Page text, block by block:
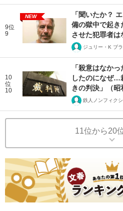
9位
9
NEW
「聞いたか？
備の獄中で起
させた犯罪者は
ジュリー・K ブ
10
位
10
「殺意はなか
したのになぜ…
きの判決」（昭
鉄人ノンフィク
11位から20